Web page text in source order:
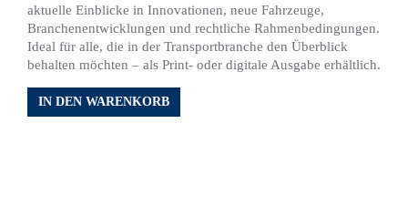
aktuelle Einblicke in Innovationen, neue Fahrzeuge,
Branchenentwicklungen und rechtliche Rahmenbedingungen.
Ideal für alle, die in der Transportbranche den Überblick
behalten möchten – als Print- oder digitale Ausgabe erhältlich.
IN DEN WARENKORB